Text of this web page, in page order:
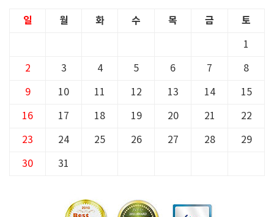
일 월 화 수 목 금 토
1
2 3 4 5 6 7 8
9 10 11 12 13 14 15
16 17 18 19 20 21 22
23 24 25 26 27 28 29
30 31